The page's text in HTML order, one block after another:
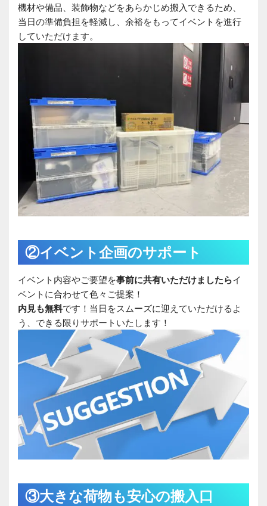
機材や備品、装飾物などをあらかじめ搬入できるため、
当日の準備負担を軽減し、余裕をもってイベントを進行
していただけます。
②イベント企画のサポート
イベント内容やご要望を事前に共有いただけましたらイ
ベントに合わせて色々ご提案！
内見も無料です！当日をスムーズに迎えていただけるよ
う、できる限りサポートいたします！
③大きな荷物も安心の搬入口